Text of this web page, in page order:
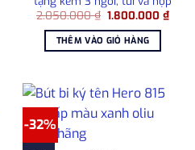
₫.
2.050.000₫ Giá
là:
2.050.000 ₫.
1.800.000₫Giá
hiện
THÊM VÀO GIỎ HÀNG
-32%